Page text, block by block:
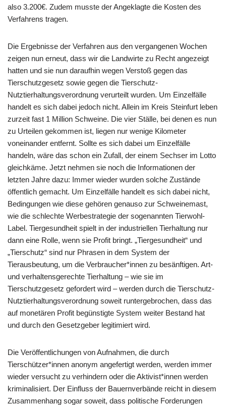
also 3.200€. Zudem musste der Angeklagte die Kosten des
Verfahrens tragen.
Die Ergebnisse der Verfahren aus den vergangenen Wochen
zeigen nun erneut, dass wir die Landwirte zu Recht angezeigt
hatten und sie nun daraufhin wegen Verstoß gegen das
Tierschutzgesetz sowie gegen die Tierschutz-
Nutztierhaltungsverordnung verurteilt wurden. Um Einzelfälle
handelt es sich dabei jedoch nicht. Allein im Kreis Steinfurt leben
zurzeit fast 1 Million Schweine. Die vier Ställe, bei denen es nun
zu Urteilen gekommen ist, liegen nur wenige Kilometer
voneinander entfernt. Sollte es sich dabei um Einzelfälle
handeln, wäre das schon ein Zufall, der einem Sechser im Lotto
gleichkäme. Jetzt nehmen sie noch die Informationen der
letzten Jahre dazu: Immer wieder wurden solche Zustände
öffentlich gemacht. Um Einzelfälle handelt es sich dabei nicht,
Bedingungen wie diese gehören genauso zur Schweinemast,
wie die schlechte Werbestrategie der sogenannten Tierwohl-
Label. Tiergesundheit spielt in der industriellen Tierhaltung nur
dann eine Rolle, wenn sie Profit bringt. „Tiergesundheit“ und
„Tierschutz“ sind nur Phrasen in dem System der
Tierausbeutung, um die Verbraucher*innen zu besänftigen. Art-
und verhaltensgerechte Tierhaltung – wie sie im
Tierschutzgesetz gefordert wird – werden durch die Tierschutz-
Nutztierhaltungsverordnung soweit runtergebrochen, dass das
auf monetären Profit begünstigte System weiter Bestand hat
und durch den Gesetzgeber legitimiert wird.
Die Veröffentlichungen von Aufnahmen, die durch
Tierschützer*innen anonym angefertigt werden, werden immer
wieder versucht zu verhindern oder die Aktivist*innen werden
kriminalisiert. Der Einfluss der Bauernverbände reicht in diesem
Zusammenhang sogar soweit, dass politische Forderungen